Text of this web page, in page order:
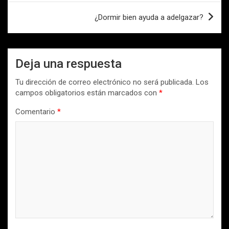
¿Dormir bien ayuda a adelgazar?
Deja una respuesta
Tu dirección de correo electrónico no será publicada. Los
campos obligatorios están marcados con *
Comentario *